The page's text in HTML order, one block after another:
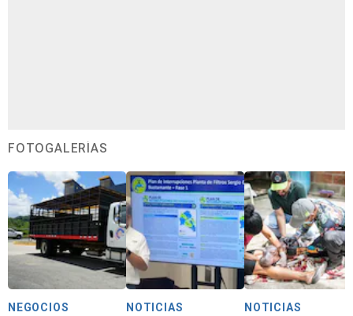
FOTOGALERÍAS
NEGOCIOS NOTICIAS NOTICIAS